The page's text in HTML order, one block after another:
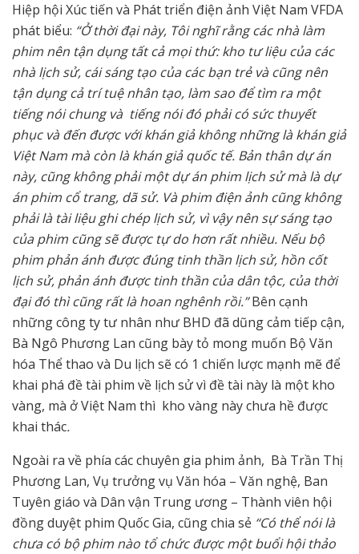
Hiệp hội Xúc tiến và Phát triển điện ảnh Việt Nam VFDA
phát biểu: “Ở thời đại này, Tôi nghĩ rằng các nhà làm
phim nên tận dụng tất cả mọi thứ: kho tư liệu của các
nhà lịch sử, cái sáng tạo của các bạn trẻ và cũng nên
tận dụng cả trí tuệ nhân tạo, làm sao để tìm ra một
tiếng nói chung và tiếng nói đó phải có sức thuyết
phục và đến được với khán giả không những là khán giả
Việt Nam mà còn là khán giả quốc tế. Bản thân dự án
này, cũng không phải một dự án phim lịch sử mà là dự
án phim cổ trang, dã sử. Và phim điện ảnh cũng không
phải là tài liệu ghi chép lịch sử, vì vậy nên sự sáng tạo
của phim cũng sẽ được tự do hơn rất nhiều. Nếu bộ
phim phản ánh được đúng tinh thần lịch sử, hồn cốt
lịch sử, phản ánh được tinh thần của dân tộc, của thời
đại đó thì cũng rất là hoan nghênh rồi.”Bên cạnh
những công ty tư nhân như BHD đã dũng cảm tiếp cận,
Bà Ngô Phương Lan cũng bày tỏ mong muốn Bộ Văn
hóa Thể thao và Du lịch sẽ có 1 chiến lược mạnh mẽ để
khai phá đề tài phim về lịch sử vì đề tài này là một kho
vàng, mà ở Việt Nam thì kho vàng này chưa hề được
khai thác.
Ngoài ra về phía các chuyên gia phim ảnh, Bà Trần Thị
Phương Lan, Vụ trưởng vụ Văn hóa – Văn nghệ, Ban
Tuyên giáo và Dân vận Trung ương – Thành viên hội
đồng duyệt phim Quốc Gia, cũng chia sẻ “Có thể nói là
chưa có bộ phim nào tổ chức được một buổi hội thảo